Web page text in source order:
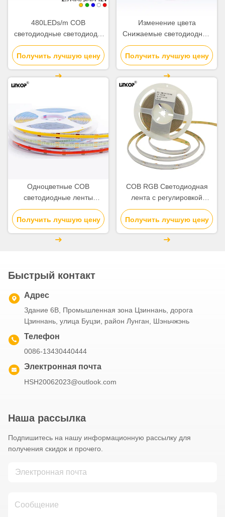
480LEDs/m COB
светодиодные светодиоды
2,7 мм Ультра узкие
светодиодные светодиоды
Получить лучшую цену
Изменение цвета
Снижаемые светодиодные
светодиоды 3000k 4500K
6000K
Получить лучшую цену
Одноцветные COB
светодиодные ленты
800lm/м 12v светодиодные
ленты с регулировкой
яркости
Получить лучшую цену
COB RGB Светодиодная
лента с регулировкой
яркости 24 В, светодиодная
лента Chip On Board
Получить лучшую цену
Быстрый контакт
Адрес
Здание 6B, Промышленная зона Цзиннань, дорога
Цзиннань, улица Буцзи, район Лунган, Шэньчжэнь
Телефон
0086-13430440444
Электронная почта
HSH20062023@outlook.com
Наша рассылка
Подпишитесь на нашу информационную рассылку для
получения скидок и прочего.